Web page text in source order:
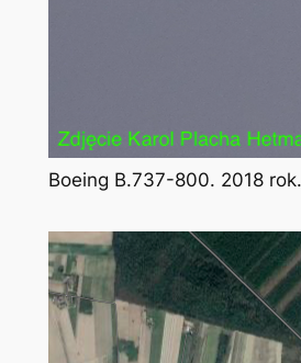
Boeing B.737-800. 2018